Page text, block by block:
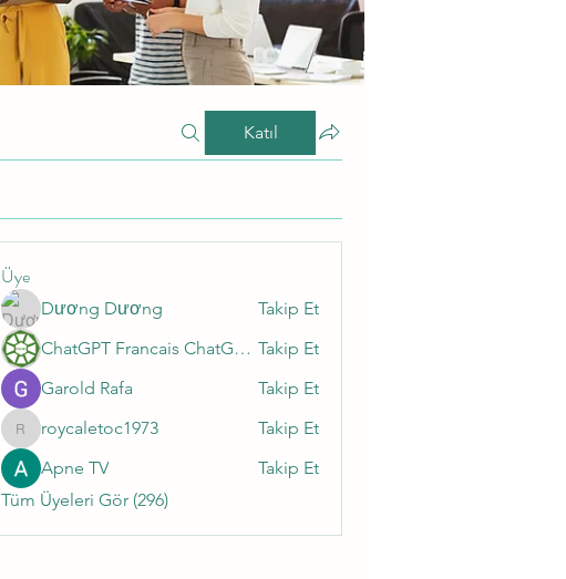
Katıl
Üye
Dương Dương
Takip Et
ChatGPT Francais ChatGPTXOnline Takip Et
Garold Rafa
Takip Et
roycaletoc1973
roycaletoc1973
Takip Et
Apne TV
Takip Et
Tüm Üyeleri Gör (296)